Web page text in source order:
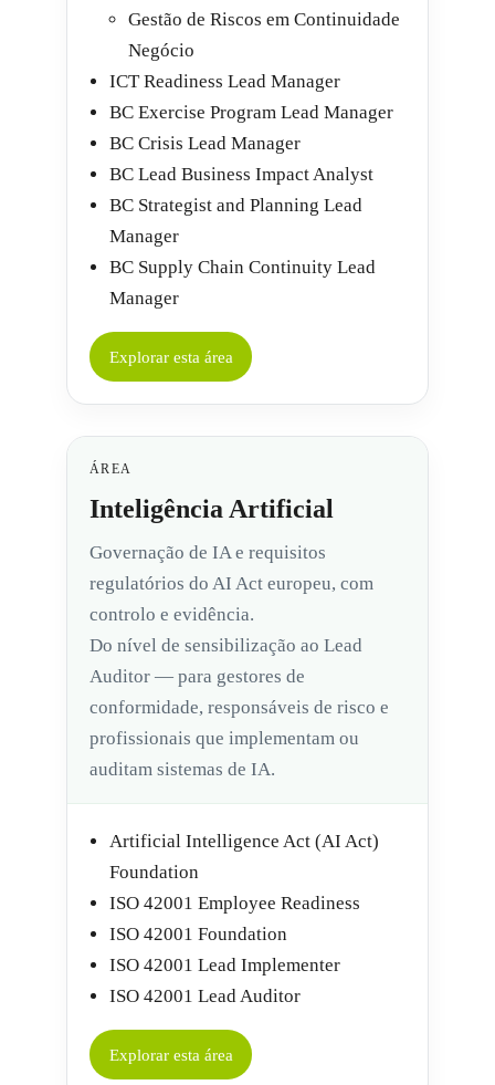
Gestão de Riscos em Continuidade
Negócio
ICT Readiness Lead Manager
BC Exercise Program Lead Manager
BC Crisis Lead Manager
BC Lead Business Impact Analyst
BC Strategist and Planning Lead
Manager
BC Supply Chain Continuity Lead
Manager
Explorar esta área
ÁREA
Inteligência Artificial
Governação de IA e requisitos
regulatórios do AI Act europeu, com
controlo e evidência.
Do nível de sensibilização ao Lead
Auditor — para gestores de
conformidade, responsáveis de risco e
profissionais que implementam ou
auditam sistemas de IA.
Artificial Intelligence Act (AI Act)
Foundation
ISO 42001 Employee Readiness
ISO 42001 Foundation
ISO 42001 Lead Implementer
ISO 42001 Lead Auditor
Explorar esta área